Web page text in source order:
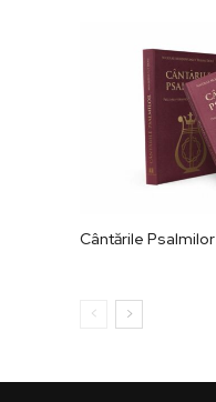
Cântările Psalmilor